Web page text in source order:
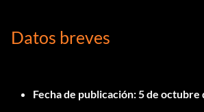
Datos breves
Fecha de publicación:5 de octubre